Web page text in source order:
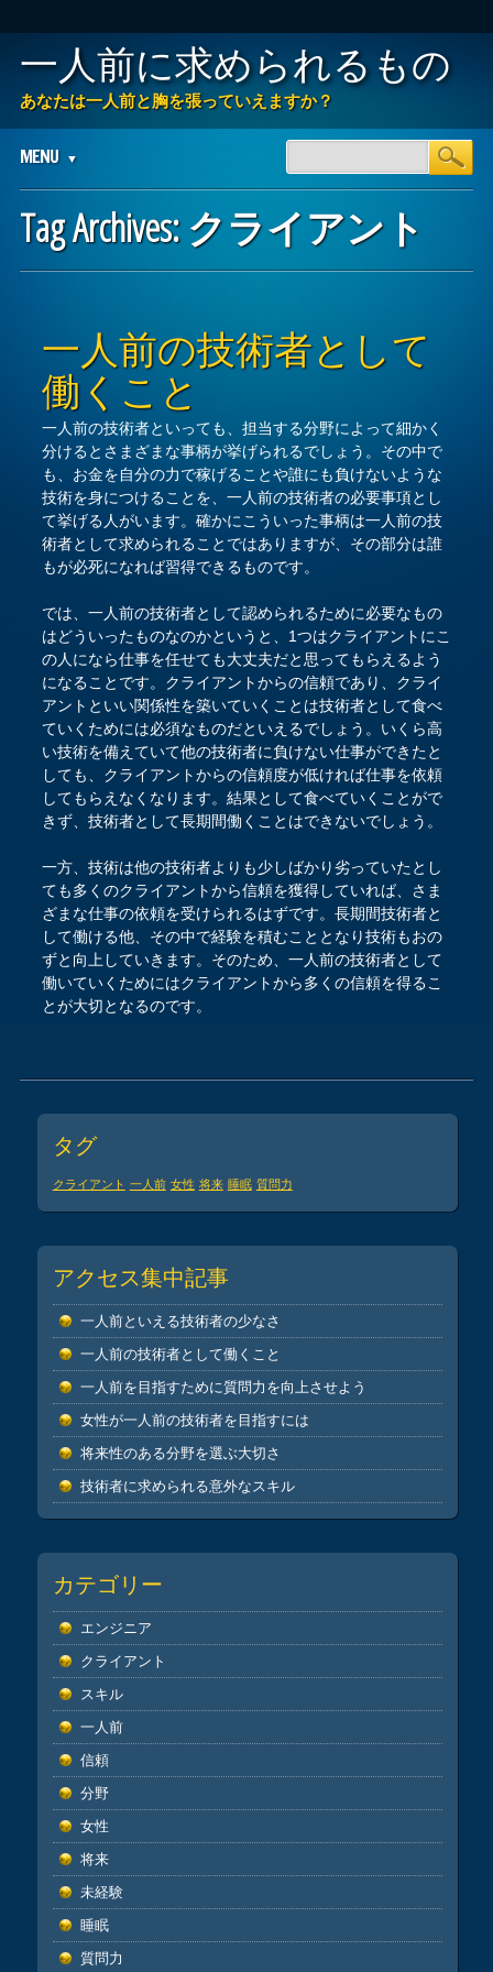
一人前に求められるもの
あなたは一人前と胸を張っていえますか？
Main menu
content
MENU
Tag Archives:クライアント
Post navigation
一人前の技術者として
働くこと
一人前の技術者といっても、担当する分野によって細かく
分けるとさまざまな事柄が挙げられるでしょう。その中で
も、お金を自分の力で稼げることや誰にも負けないような
技術を身につけることを、一人前の技術者の必要事項とし
て挙げる人がいます。確かにこういった事柄は一人前の技
術者として求められることではありますが、その部分は誰
もが必死になれば習得できるものです。
では、一人前の技術者として認められるために必要なもの
はどういったものなのかというと、1つはクライアントにこ
の人になら仕事を任せても大丈夫だと思ってもらえるよう
になることです。クライアントからの信頼であり、クライ
アントといい関係性を築いていくことは技術者として食べ
ていくためには必須なものだといえるでしょう。いくら高
い技術を備えていて他の技術者に負けない仕事ができたと
しても、クライアントからの信頼度が低ければ仕事を依頼
してもらえなくなります。結果として食べていくことがで
きず、技術者として長期間働くことはできないでしょう。
一方、技術は他の技術者よりも少しばかり劣っていたとし
ても多くのクライアントから信頼を獲得していれば、さま
ざまな仕事の依頼を受けられるはずです。長期間技術者と
して働ける他、その中で経験を積むこととなり技術もおの
ずと向上していきます。そのため、一人前の技術者として
働いていくためにはクライアントから多くの信頼を得るこ
とが大切となるのです。
Post navigation
タグ
クライアント 一人前 女性 将来 睡眠 質問力
アクセス集中記事
一人前といえる技術者の少なさ
一人前の技術者として働くこと
一人前を目指すために質問力を向上させよう
女性が一人前の技術者を目指すには
将来性のある分野を選ぶ大切さ
技術者に求められる意外なスキル
カテゴリー
エンジニア
クライアント
スキル
一人前
信頼
分野
女性
将来
未経験
睡眠
質問力